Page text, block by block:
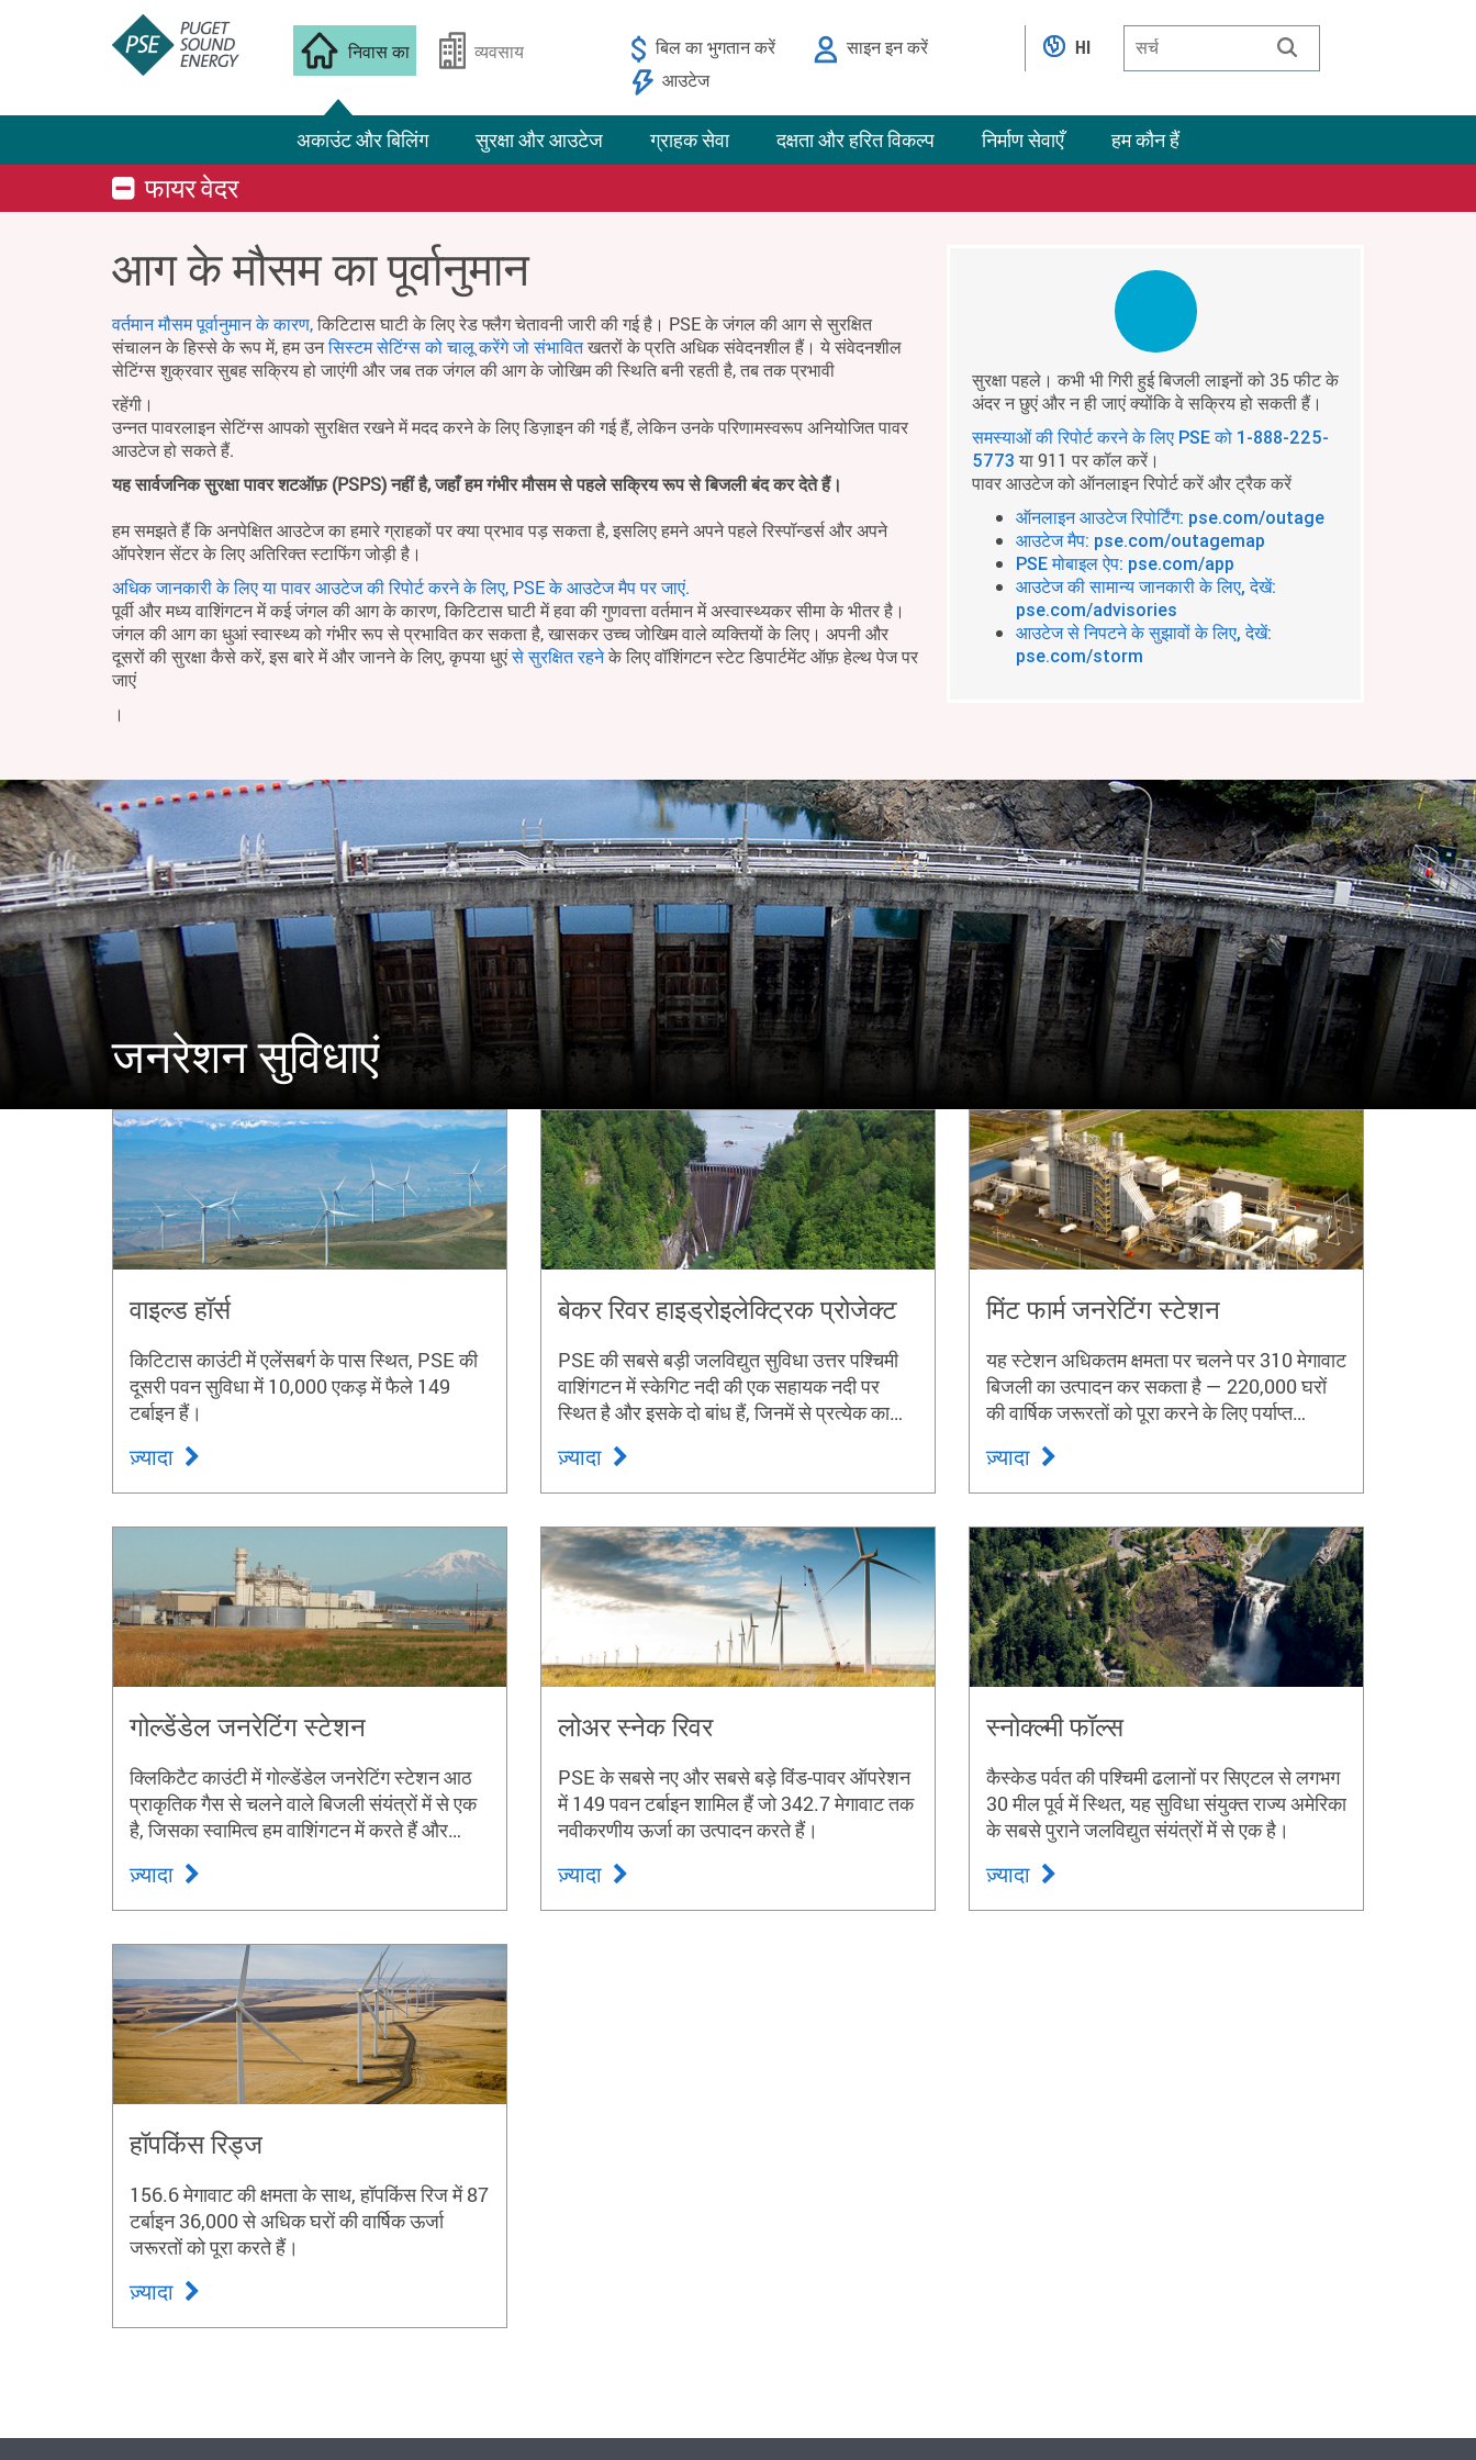
निवास का
अकाउंट और बिलिंग सुरक्षा और आउटेज ग्राहक सेवा दक्षता और हरित विकल्प निर्माण सेवाएँ हम कौन हैं
व्यवसाय बिल का भुगतान करें
साइन इन करें
आउटेज
HI
फायर वेदर
आग के मौसम का पूर्वानुमान
वर्तमान मौसम पूर्वानुमान के कारण,किटिटास घाटी के लिए रेड फ्लैग चेतावनी जारी की गई है। PSE के जंगल की आग से सुरक्षित
संचालन के हिस्से के रूप में, हम उनसिस्टम सेटिंग्स को चालू करेंगे जो संभावितखतरों के प्रति अधिक संवेदनशील हैं। ये संवेदनशील
सेटिंग्स शुक्रवार सुबह सक्रिय हो जाएंगी और जब तक जंगल की आग के जोखिम की स्थिति बनी रहती है, तब तक प्रभावी
रहेंगी।
उन्नत पावरलाइन सेटिंग्स आपको सुरक्षित रखने में मदद करने के लिए डिज़ाइन की गई हैं, लेकिन उनके परिणामस्वरूप अनियोजित पावर
आउटेज हो सकते हैं.
यह सार्वजनिक सुरक्षा पावर शटऑफ़ (PSPS) नहीं है, जहाँ हम गंभीर मौसम से पहले सक्रिय रूप से बिजली बंद कर देते हैं।
हम समझते हैं कि अनपेक्षित आउटेज का हमारे ग्राहकों पर क्या प्रभाव पड़ सकता है, इसलिए हमने अपने पहले रिस्पॉन्डर्स और अपने
ऑपरेशन सेंटर के लिए अतिरिक्त स्टाफिंग जोड़ी है।
अधिक जानकारी के लिए या पावर आउटेज की रिपोर्ट करने के लिए, PSE के आउटेज मैप पर जाएं.
पूर्वी और मध्य वाशिंगटन में कई जंगल की आग के कारण, किटिटास घाटी में हवा की गुणवत्ता वर्तमान में अस्वास्थ्यकर सीमा के भीतर है।
जंगल की आग का धुआं स्वास्थ्य को गंभीर रूप से प्रभावित कर सकता है, खासकर उच्च जोखिम वाले व्यक्तियों के लिए। अपनी और
दूसरों की सुरक्षा कैसे करें, इस बारे में और जानने के लिए, कृपया धुएंसे सुरक्षित रहनेके लिए वॉशिंगटन स्टेट डिपार्टमेंट ऑफ़ हेल्थ पेज पर
जाएं
।
सुरक्षा पहले। कभी भी गिरी हुई बिजली लाइनों को 35 फीट के
अंदर न छुएं और न ही जाएं क्योंकि वे सक्रिय हो सकती हैं।
समस्याओं की रिपोर्ट करने के लिए PSE को 1-888-225-
5773 या 911 पर कॉल करें।
पावर आउटेज को ऑनलाइन रिपोर्ट करें और ट्रैक करें
ऑनलाइन आउटेज रिपोर्टिंग: pse.com/outage
आउटेज मैप: pse.com/outagemap
PSE मोबाइल ऐप: pse.com/app
आउटेज की सामान्य जानकारी के लिए, देखें:
pse.com/advisories
आउटेज से निपटने के सुझावों के लिए, देखें:
pse.com/storm
जनरेशन सुविधाएं
वाइल्ड हॉर्स
किटिटास काउंटी में एलेंसबर्ग के पास स्थित, PSE की
दूसरी पवन सुविधा में 10,000 एकड़ में फैले 149
टर्बाइन हैं।
ज़्यादा
बेकर रिवर हाइड्रोइलेक्ट्रिक प्रोजेक्ट
PSE की सबसे बड़ी जलविद्युत सुविधा उत्तर पश्चिमी
वाशिंगटन में स्केगिट नदी की एक सहायक नदी पर
स्थित है और इसके दो बांध हैं, जिनमें से प्रत्येक का
ज़्यादा
मिंट फार्म जनरेटिंग स्टेशन
यह स्टेशन अधिकतम क्षमता पर चलने पर 310 मेगावाट
बिजली का उत्पादन कर सकता है — 220,000 घरों
की वार्षिक जरूरतों को पूरा करने के लिए पर्याप्त
ज़्यादा
गोल्डेंडेल जनरेटिंग स्टेशन
क्लिकिटैट काउंटी में गोल्डेंडेल जनरेटिंग स्टेशन आठ
प्राकृतिक गैस से चलने वाले बिजली संयंत्रों में से एक
है, जिसका स्वामित्व हम वाशिंगटन में करते हैं और
ज़्यादा
लोअर स्नेक रिवर
PSE के सबसे नए और सबसे बड़े विंड-पावर ऑपरेशन
में 149 पवन टर्बाइन शामिल हैं जो 342.7 मेगावाट तक
नवीकरणीय ऊर्जा का उत्पादन करते हैं।
ज़्यादा
स्नोक्ल्मी फॉल्स
कैस्केड पर्वत की पश्चिमी ढलानों पर सिएटल से लगभग
30 मील पूर्व में स्थित, यह सुविधा संयुक्त राज्य अमेरिका
के सबसे पुराने जलविद्युत संयंत्रों में से एक है।
ज़्यादा
हॉपकिंस रिड्ज
156.6 मेगावाट की क्षमता के साथ, हॉपकिंस रिज में 87
टर्बाइन 36,000 से अधिक घरों की वार्षिक ऊर्जा
जरूरतों को पूरा करते हैं।
ज़्यादा